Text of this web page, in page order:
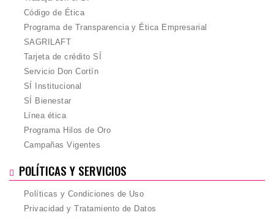
Código de Ética
Programa de Transparencia y Ética Empresarial
SAGRILAFT
Tarjeta de crédito SÍ
Servicio Don Cortín
SÍ Institucional
SÍ Bienestar
Línea ética
Programa Hilos de Oro
Campañas Vigentes
POLÍTICAS Y SERVICIOS
Políticas y Condiciones de Uso
Privacidad y Tratamiento de Datos